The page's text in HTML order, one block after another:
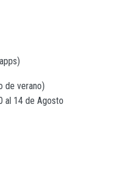
de verano)
al 14 de Agosto